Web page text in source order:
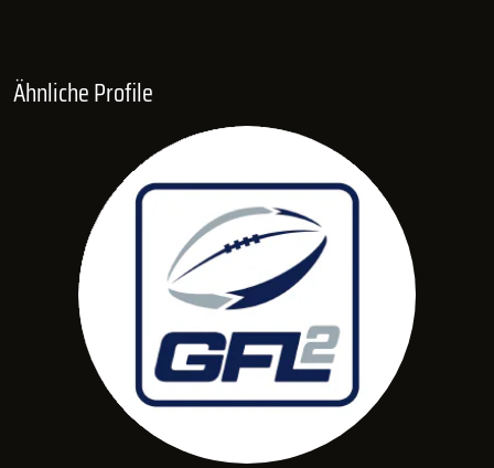
Ähnliche Profile